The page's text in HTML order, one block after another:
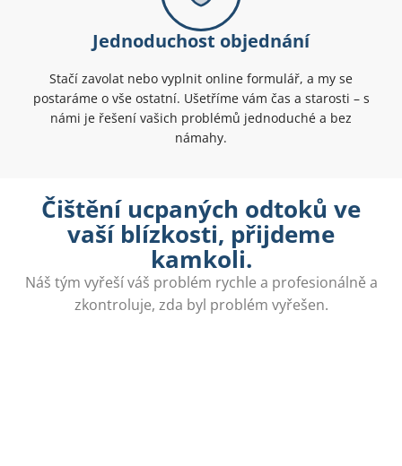
Jednoduchost objednání
Stačí zavolat nebo vyplnit online formulář, a my se
postaráme o vše ostatní. Ušetříme vám čas a starosti – s
námi je řešení vašich problémů jednoduché a bez
námahy.
Čištění ucpaných odtoků ve
vaší blízkosti, přijdeme
kamkoli.
Náš tým vyřeší váš problém rychle a profesionálně a
zkontroluje, zda byl problém vyřešen.